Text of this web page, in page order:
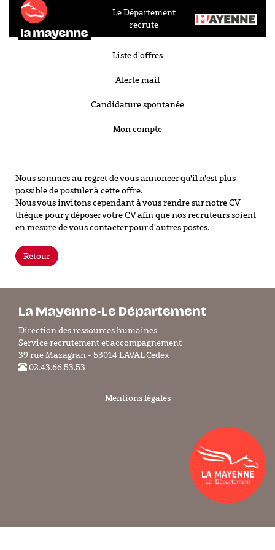
Le Département
recrute
Liste d'offres
Alerte mail
Candidature spontanée
Mon compte
Nous sommes au regret de vous annoncer qu'il n'est plus
possible de postuler à cette offre.
Nous vous invitons cependant à vous rendre sur notre CV
thèque pour y déposer votre CV afin que nos recruteurs soient
en mesure de vous contacter pour d'autres postes.
Retour
La Mayenne-Le Département
Direction des ressources humaines
Service recrutement et accompagnement
39 rue Mazagran - 53014 LAVAL Cedex
02.43.66.53.53
Mentions légales